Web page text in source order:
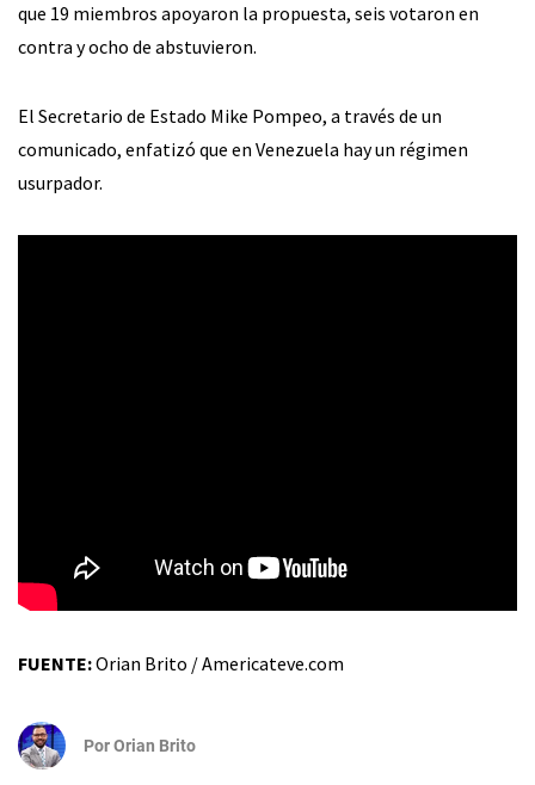
que 19 miembros apoyaron la propuesta, seis votaron en
contra y ocho de abstuvieron.
El Secretario de Estado Mike Pompeo, a través de un
comunicado, enfatizó que en Venezuela hay un régimen
usurpador.
FUENTE:Orian Brito / Americateve.com
PorOrian Brito